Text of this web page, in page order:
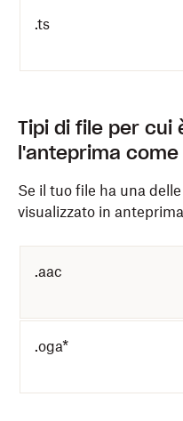
.ts
Tipi di file per cui
l'anteprima
Se il tuo file ha una
visualizzato in
.aac
.oga*